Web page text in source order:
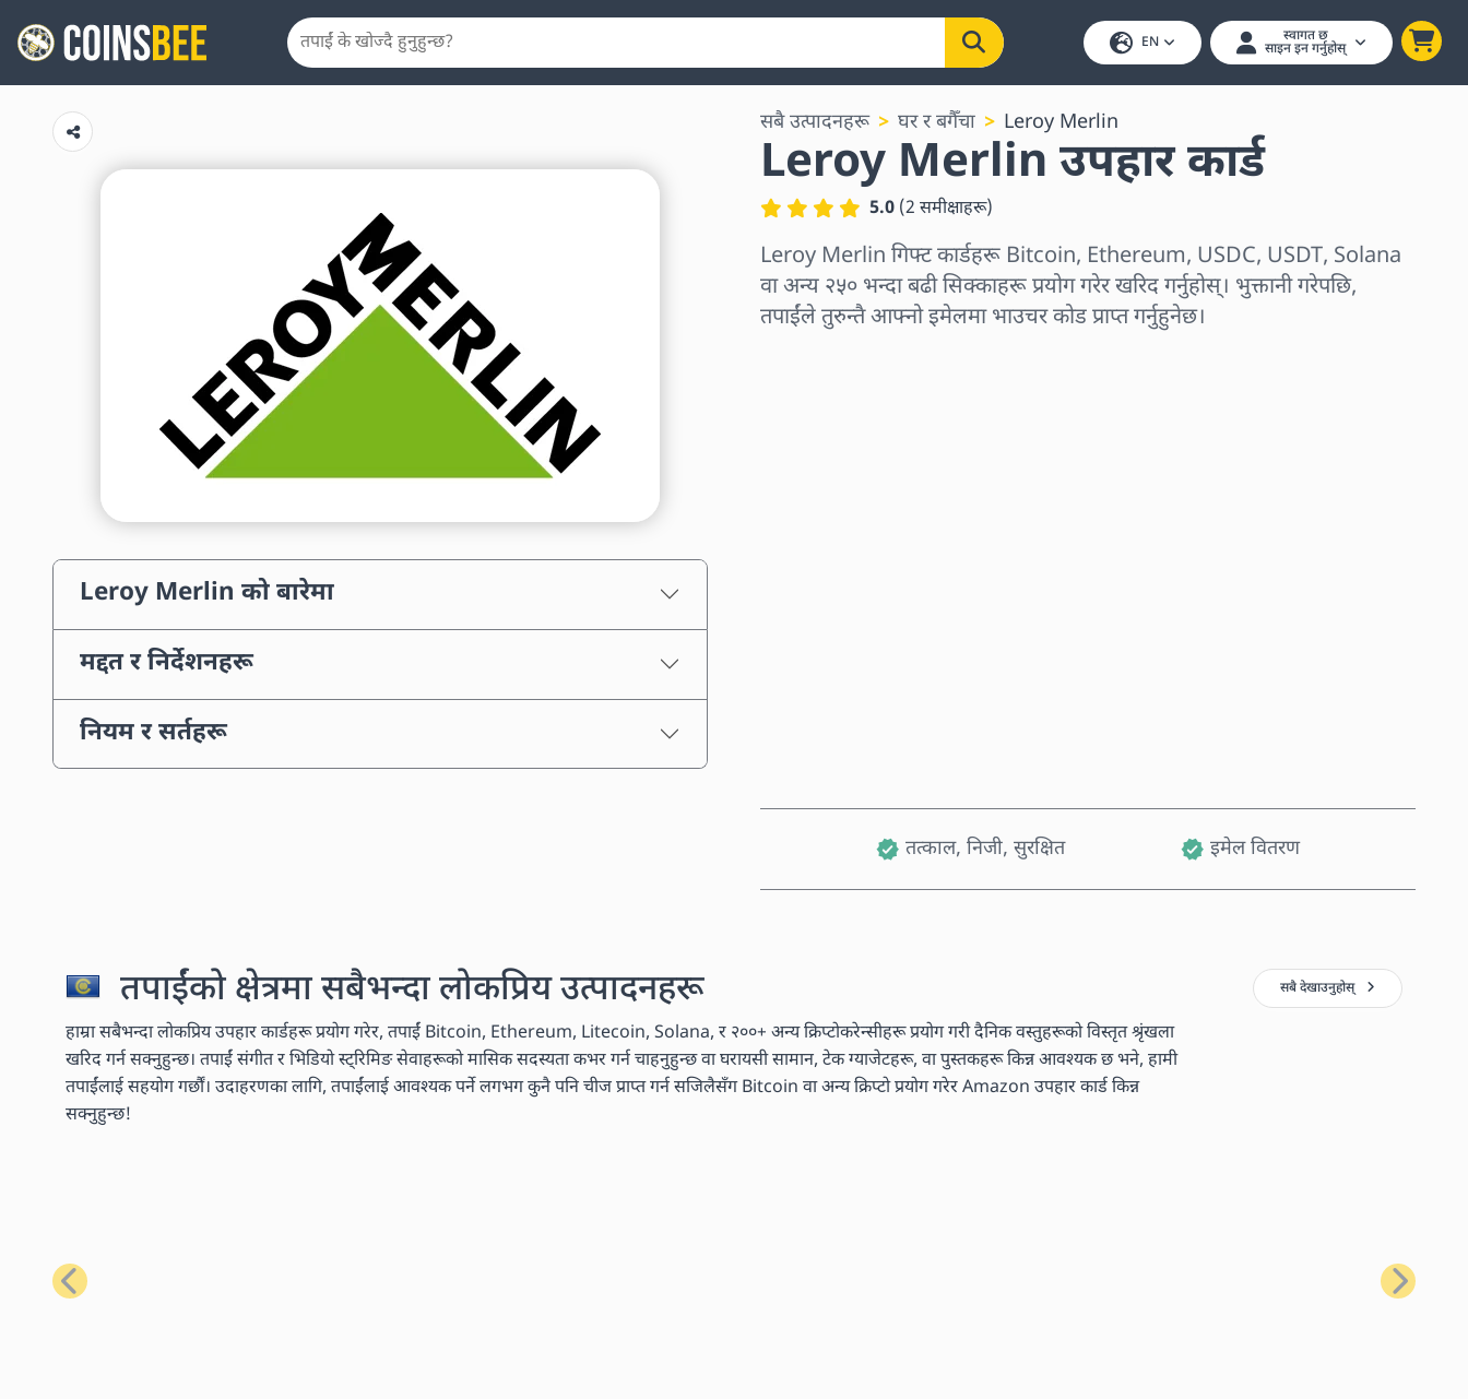
EN स्वागत छ
साइन इन गर्नुहोस्
Leroy Merlin को बारेमा
मद्दत र निर्देशनहरू
नियम र सर्तहरू
सबै उत्पादनहरू घर र बगैँचा Leroy Merlin
Leroy Merlin उपहार कार्ड
5.0 (2 समीक्षाहरू)
Leroy Merlin गिफ्ट कार्डहरू Bitcoin, Ethereum, USDC, USDT, Solana
वा अन्य २५० भन्दा बढी सिक्काहरू प्रयोग गरेर खरिद गर्नुहोस्। भुक्तानी गरेपछि,
तपाईंले तुरुन्तै आफ्नो इमेलमा भाउचर कोड प्राप्त गर्नुहुनेछ।
तत्काल, निजी, सुरक्षित इमेल वितरण
तपाईंको क्षेत्रमा सबैभन्दा लोकप्रिय उत्पादनहरू
हाम्रा सबैभन्दा लोकप्रिय उपहार कार्डहरू प्रयोग गरेर, तपाईं Bitcoin, Ethereum, Litecoin, Solana, र २००+ अन्य क्रिप्टोकरेन्सीहरू प्रयोग गरी दैनिक वस्तुहरूको विस्तृत श्रृंखला
खरिद गर्न सक्नुहुन्छ। तपाईं संगीत र भिडियो स्ट्रिमिङ सेवाहरूको मासिक सदस्यता कभर गर्न चाहनुहुन्छ वा घरायसी सामान, टेक ग्याजेटहरू, वा पुस्तकहरू किन्न आवश्यक छ भने, हामी
तपाईंलाई सहयोग गर्छौं। उदाहरणका लागि, तपाईंलाई आवश्यक पर्ने लगभग कुनै पनि चीज प्राप्त गर्न सजिलैसँग Bitcoin वा अन्य क्रिप्टो प्रयोग गरेर Amazon उपहार कार्ड किन्न
सक्नुहुन्छ!
सबै देखाउनुहोस्
अघिल्लो अर्को